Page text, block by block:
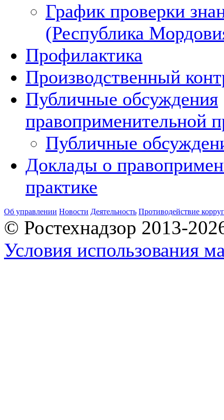
График проверки
(Республика
Профилактика
Производственный
Публичные обсуждения
правоприменительной
Публичные
Доклады о
практике
Об управлении Новости Деятельность Противодействие
© Ростехнадзор 2013-
Условия использования